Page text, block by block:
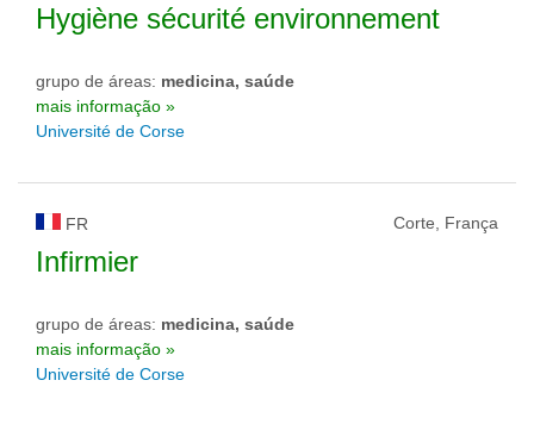
Hygiène sécurité environnement
grupo de áreas: medicina, saúde
mais informação »
Université de Corse
FR Corte, França
Infirmier
grupo de áreas: medicina, saúde
mais informação »
Université de Corse